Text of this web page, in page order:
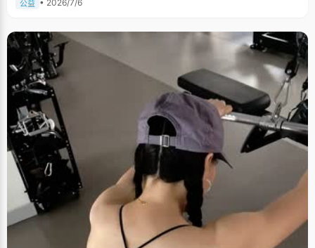
公益 • 2026/7/6